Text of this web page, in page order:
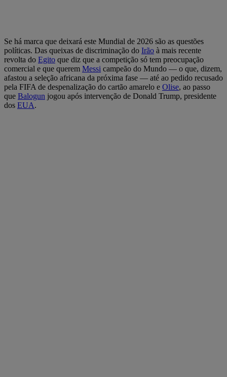
Se há marca que deixará este Mundial de 2026 são as questões
políticas. Das queixas de discriminação do Irão à mais recente
revolta do Egito que diz que a competição só tem preocupação
comercial e que querem Messi campeão do Mundo — o que, dizem,
afastou a seleção africana da próxima fase — até ao pedido recusado
pela FIFA de despenalização do cartão amarelo e Olise, ao passo
que Balogun jogou após intervenção de Donald Trump, presidente
dos EUA.